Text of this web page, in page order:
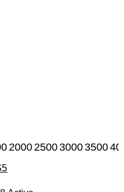
2000250030003500